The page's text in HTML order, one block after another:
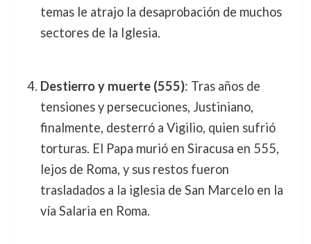
temas le atrajo la desaprobación de muchos
sectores de la Iglesia.
Destierro y muerte (555): Tras años de
tensiones y persecuciones, Justiniano,
finalmente, desterró a Vigilio, quien sufrió
torturas. El Papa murió en Siracusa en 555,
lejos de Roma, y sus restos fueron
trasladados a la iglesia de San Marcelo en la
vía Salaria en Roma.